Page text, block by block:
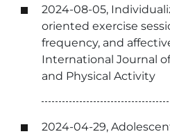
2024-08-05,
oriented exercise
frequency, and
International Journal
and Physical Activity
2024-04-29,